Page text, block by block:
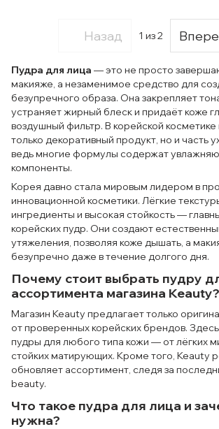
Назад 1 из 2
Пудра для лица — это не просто
макияже, а незаменимое средство для
безупречного образа. Она закрепляет
устраняет жирный блеск и придаёт коже
воздушный фильтр. В корейской
только декоративный продукт, но и часть
ведь многие формулы содержат
компоненты.
Корея давно стала мировым лидером в
инновационной косметики. Лёгкие
ингредиенты и высокая стойкость —
корейских пудр. Они создают
утяжеления, позволяя коже дышать, а
безупречно даже в течение долгого дня.
Почему стоит выбрать пудру
ассортимента магазина Keauty?
Магазин Keauty предлагает только
от проверенных корейских брендов.
пудры для любого типа кожи — от лёгких
стойких матирующих. Кроме того, Keauty
обновляет ассортимент, следя за
beauty.
Что такое пудра для лица и
нужна?